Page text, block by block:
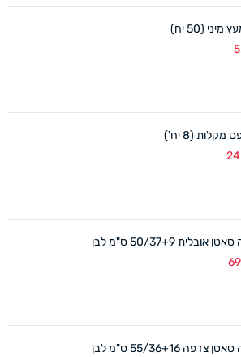
(50 יח)
מקלות (8 יח')
50/37+9 ס"מ לבן
55/36+16 ס"מ לבן